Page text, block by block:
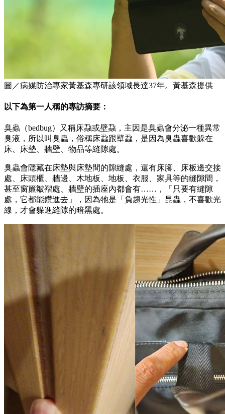
圖／病媒防治專家黃基森專研該領域長達37年。黃基森提供
以下為第一人稱的專訪摘要：
臭蟲（bedbug）又稱床蝨或壁蝨，主因是臭蟲會分泌一種異常
臭液，所以叫臭蟲，俗稱床蝨跟壁蝨，是因為臭蟲喜歡躲在
床、床墊、牆壁、物品等縫隙處。
臭蟲會隱藏在床墊與床墊間的隙縫處，還有床腳、床板邊交接
處、床頭櫃、牆邊、木地板、地板、衣服、家具等的縫隙間，
甚至窗簾皺褶處、牆壁的插座內都會有……，「只要有縫隙
處，它都能鑽進去」，因為牠是「負趨光性」昆蟲，不喜歡光
線，才會躲進縫隙的暗黑處。